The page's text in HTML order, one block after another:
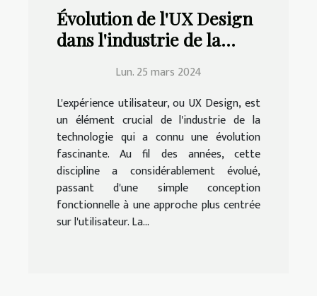
Évolution de l'UX Design
dans l'industrie de la
Lun. 25 mars 2024
L'expérience utilisateur, ou UX Design, est
un élément crucial de l'industrie de la
technologie qui a connu une évolution
fascinante. Au fil des années, cette
discipline a considérablement évolué,
passant d'une simple conception
fonctionnelle à une approche plus centrée
sur l'utilisateur. La...